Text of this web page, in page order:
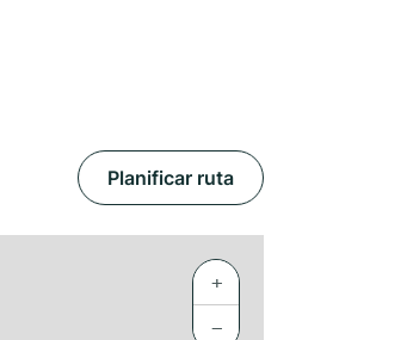
Planificar ruta
+
−